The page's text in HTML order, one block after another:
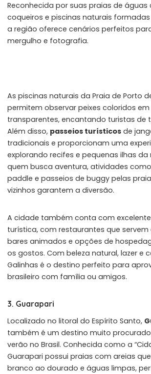
Reconhecida por suas praias de águas
coqueiros e piscinas naturais
a região oferece cenários perfeitos
mergulho e fotografia.
As piscinas naturais da Praia de Porto
permitem observar peixes coloridos
transparentes, encantando turistas de
Além disso, passeios turísticos de
tradicionais e proporcionam uma
explorando recifes e pequenas ilhas da
quem busca aventura, atividades
paddle e passeios de buggy pelas
vizinhos garantem a diversão.
A cidade também conta com
turística, com restaurantes que servem
bares animados e opções de
os gostos. Com beleza natural, lazer e
Galinhas é o destino perfeito para
brasileiro com família ou amigos.
3. Guarapari
Localizado no litoral do Espírito Santo,
também é um destino muito
verão no Brasil. Conhecida como a
Guarapari possui praias com areias
branco ao dourado e águas limpas,